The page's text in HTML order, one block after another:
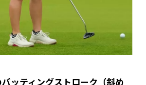
ッティングストローク（斜め